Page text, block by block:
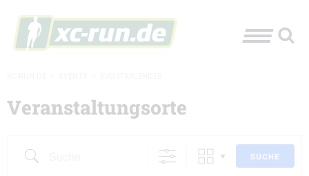
Veranstaltungsorte
Suche SUCHE